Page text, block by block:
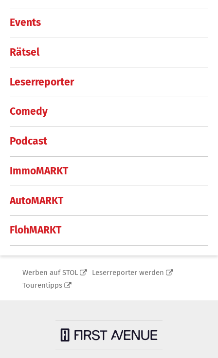
Events
Rätsel
Leserreporter
Comedy
Podcast
ImmoMARKT
AutoMARKT
FlohMARKT
Werben auf STOL
Leserreporter werden
Tourentipps